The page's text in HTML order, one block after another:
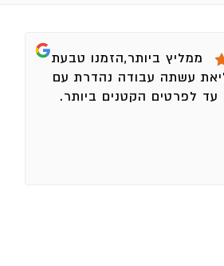
ממליץ ביותר,הזמנו טבעת
עשתה עבודה נהדרת עם
עד לפרטים הקטנים ביותר.